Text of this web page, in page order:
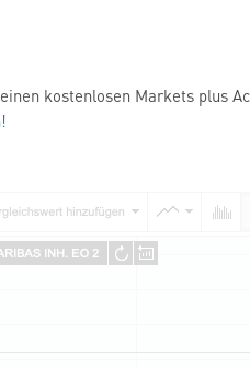
kostenlosen Markets plus